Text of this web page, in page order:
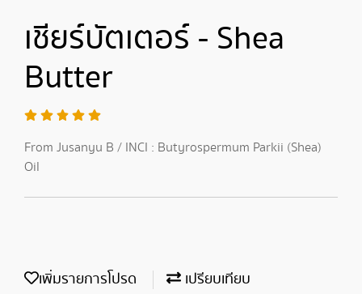
เชียร์บัตเตอร์ - Shea
Butter
From Jusanyu B / INCI : Butyrospermum Parkii (Shea)
Oil
เพิ่มรายการโปรด เปรียบเทียบ